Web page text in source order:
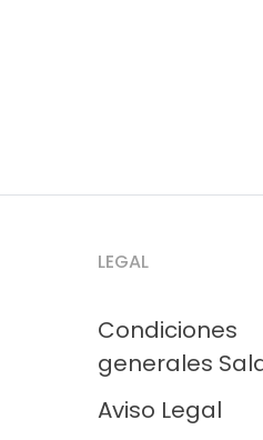
LEGAL
Condiciones
generales
Aviso Legal